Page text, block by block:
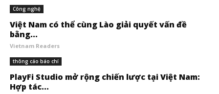
Công nghệ
Việt Nam có thể cùng Lào giải quyết vấn đề
bằng...
Vietnam Readers
thông cáo báo chí
PlayFi Studio mở rộng chiến lược tại Việt Nam:
Hợp tác...